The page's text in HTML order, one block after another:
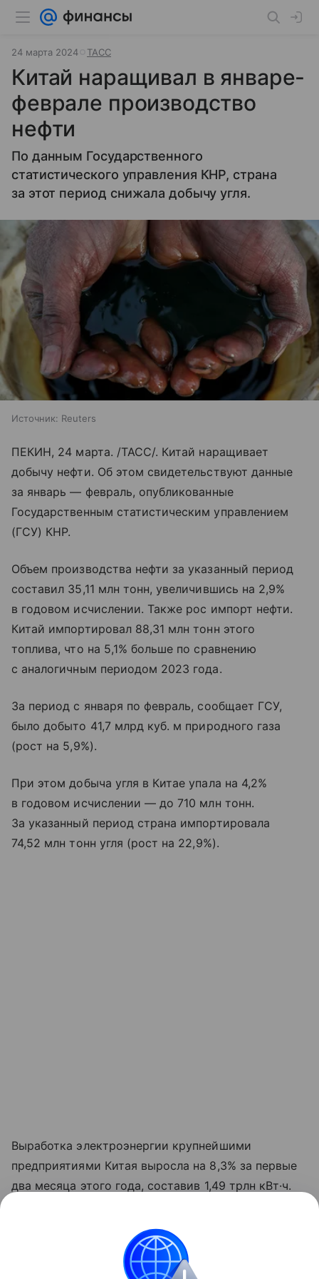
24 марта 2024 ТАСС
Китай наращивал в январе-
феврале производство
нефти
По данным Государственного
статистического управления КНР, страна
за этот период снижала добычу угля.
Источник: Reuters
ПЕКИН, 24 марта. /ТАСС/. Китай наращивает
добычу нефти. Об этом свидетельствуют данные
за январь — февраль, опубликованные
Государственным статистическим управлением
(ГСУ) КНР.
Объем производства нефти за указанный период
составил 35,11 млн тонн, увеличившись на 2,9%
в годовом исчислении. Также рос импорт нефти.
Китай импортировал 88,31 млн тонн этого
топлива, что на 5,1% больше по сравнению
с аналогичным периодом 2023 года.
За период с января по февраль, сообщает ГСУ,
было добыто 41,7 млрд куб. м природного газа
(рост на 5,9%).
При этом добыча угля в Китае упала на 4,2%
в годовом исчислении — до 710 млн тонн.
За указанный период страна импортировала
74,52 млн тонн угля (рост на 22,9%).
Выработка электроэнергии крупнейшими
предприятиями Китая выросла на 8,3% за первые
два месяца этого года, составив 1,49 трлн кВт·ч.
на 9,7%, гидроэнергии — на 0,8%. Выработка
атомной энергии и выработка энергии ветра
увеличились на 3,5% и 5,8% соответственно,